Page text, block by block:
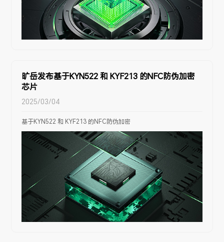
旷岳发布基于KYN522 和 KYF213 的NFC防伪加密
芯片
2025/03/04
基于KYN522 和 KYF213 的NFC防伪加密